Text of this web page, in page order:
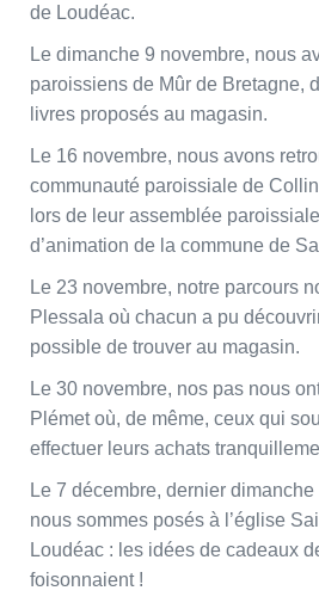
de Loudéac.
Le dimanche 9 novembre, nous
paroissiens de Mûr de Bretagne,
livres proposés au magasin.
Le 16 novembre, nous avons
communauté paroissiale de
lors de leur assemblée
d’animation de la commune de
Le 23 novembre, notre parcours
Plessala où chacun a pu
possible de trouver au magasin.
Le 30 novembre, nos pas nous
Plémet où, de même, ceux qui
effectuer leurs achats
Le 7 décembre, dernier
nous sommes posés à l’église
Loudéac : les idées de cadeaux
foisonnaient !